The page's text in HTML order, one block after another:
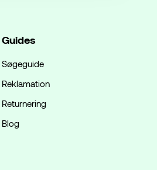
Guides
Søgeguide
Reklamation
Returnering
Blog